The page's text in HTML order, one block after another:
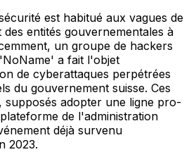
est habitué aux vagues de
entités gouvernementales à
un groupe de hackers
a fait l'objet
de cyberattaques perpétrées
du gouvernement suisse. Ces
supposés adopter une ligne pro-
de l'administration
déjà survenu
2023.